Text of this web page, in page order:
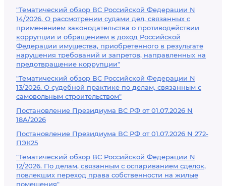
"Тематический обзор ВС Российской Федерации N
14/2026. О рассмотрении судами дел, связанных с
применением законодательства о противодействии
коррупции и обращением в доход Российской
Федерации имущества, приобретенного в результате
нарушения требований и запретов, направленных на
предотвращение коррупции"
"Тематический обзор ВС Российской Федерации N
13/2026. О судебной практике по делам, связанным с
самовольным строительством"
Постановление Президиума ВС РФ от 01.07.2026 N
18А/2026
Постановление Президиума ВС РФ от 01.07.2026 N 272-
ПЭК25
"Тематический обзор ВС Российской Федерации N
12/2026. По делам, связанным с оспариванием сделок,
повлекших переход права собственности на жилые
помещения"